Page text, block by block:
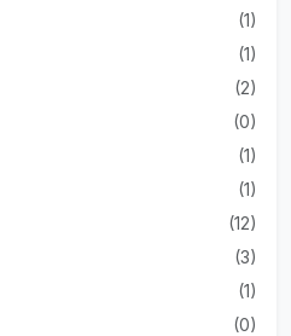
(1)
(1)
(2)
(0)
(1)
(1)
(12)
(3)
(1)
(0)